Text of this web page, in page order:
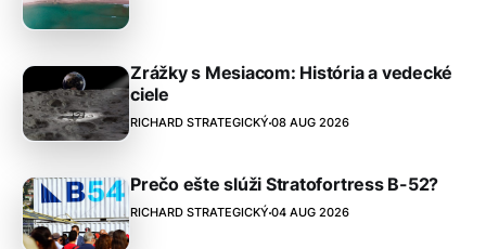
Zrážky s Mesiacom: História a vedecké
ciele
RICHARD STRATEGICKÝ 08 AUG 2026
Prečo ešte slúži Stratofortress B-52?
RICHARD STRATEGICKÝ 04 AUG 2026